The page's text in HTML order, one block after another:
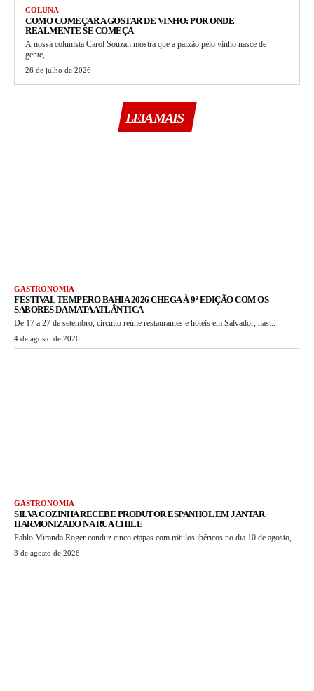
COLUNA
COMO COMEÇAR A GOSTAR DE VINHO: POR ONDE
REALMENTE SE COMEÇA
A nossa colunista Carol Souzah mostra que a paixão pelo vinho nasce de
gente,...
26 de julho de 2026
LEIA MAIS
GASTRONOMIA
FESTIVAL TEMPERO BAHIA 2026 CHEGA À 9ª EDIÇÃO COM OS
SABORES DA MATA ATLÂNTICA
De 17 a 27 de setembro, circuito reúne restaurantes e hotéis em Salvador, nas...
4 de agosto de 2026
GASTRONOMIA
SILVA COZINHA RECEBE PRODUTOR ESPANHOL EM JANTAR
HARMONIZADO NA RUA CHILE
Pablo Miranda Roger conduz cinco etapas com rótulos ibéricos no dia 10 de agosto,...
3 de agosto de 2026